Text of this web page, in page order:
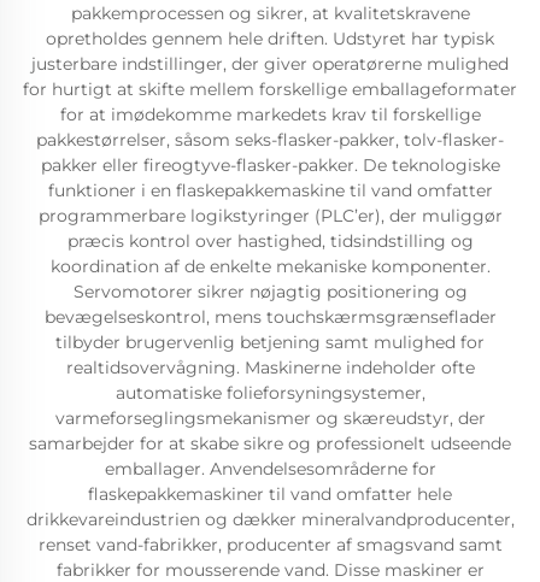
pakkemprocessen og sikrer, at kvalitetskravene
opretholdes gennem hele driften. Udstyret har typisk
justerbare indstillinger, der giver operatørerne mulighed
for hurtigt at skifte mellem forskellige emballageformater
for at imødekomme markedets krav til forskellige
pakkestørrelser, såsom seks-flasker-pakker, tolv-flasker-
pakker eller fireogtyve-flasker-pakker. De teknologiske
funktioner i en flaskepakkemaskine til vand omfatter
programmerbare logikstyringer (PLC’er), der muliggør
præcis kontrol over hastighed, tidsindstilling og
koordination af de enkelte mekaniske komponenter.
Servomotorer sikrer nøjagtig positionering og
bevægelseskontrol, mens touchskærmsgrænseflader
tilbyder brugervenlig betjening samt mulighed for
realtidsovervågning. Maskinerne indeholder ofte
automatiske folieforsyningsystemer,
varmeforseglingsmekanismer og skæreudstyr, der
samarbejder for at skabe sikre og professionelt udseende
emballager. Anvendelsesområderne for
flaskepakkemaskiner til vand omfatter hele
drikkevareindustrien og dækker mineralvandproducenter,
renset vand-fabrikker, producenter af smagsvand samt
fabrikker for mousserende vand. Disse maskiner er